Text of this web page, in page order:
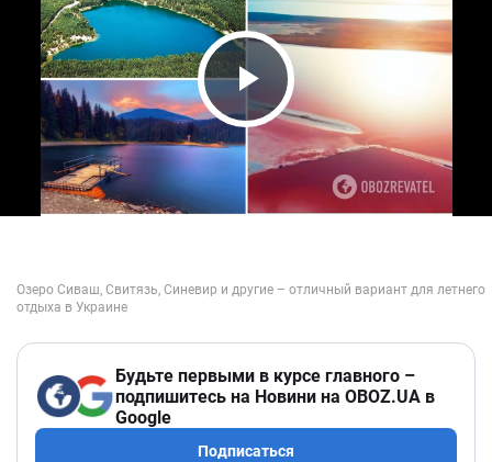
Play Video
Будьте первыми в курсе главного –
подпишитесь на Новини на OBOZ.UA в
Google
Подписаться